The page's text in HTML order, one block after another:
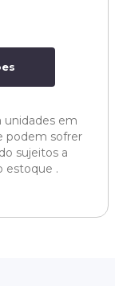
unidades em
podem sofrer
sujeitos a
estoque .